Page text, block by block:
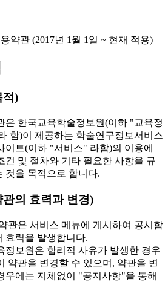
약관 (2017년 1월 1일 ~ 현재 적용)
적)
은 한국교육학술정보원(이하 "교육정
함)이 제공하는 학술연구정보서비스
이트(이하 "서비스" 라함)의 이용에
건 및 절차와 기타 필요한 사항을 규
것을 목적으로 합니다.
관의 효력과 변경)
관은 서비스 메뉴에 게시하여 공시함
효력을 발생합니다.
보원은 합리적 사유가 발생한 경우
약관을 변경할 수 있으며, 약관을 변
우에는 지체없이 "공지사항"을 통해